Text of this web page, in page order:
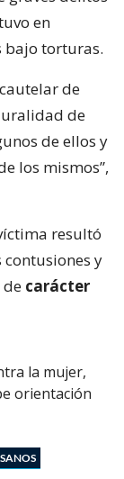
en
bajo torturas.
de
de
de ellos y
los mismos”,
resultó
y
de carácter
la mujer,
orientación